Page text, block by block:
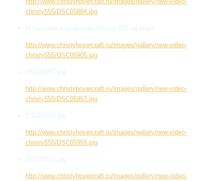
christy555/DSC05894.jpg
Испытание платформы Christy 555 на воде
http://www.christyhovercraft.ru/images/gallery/new-video-
christy555/DSC05905.jpg
DSC05957.jpg
http://www.christyhovercraft.ru/images/gallery/new-video-
christy555/DSC05957.jpg
DSC05959.jpg
http://www.christyhovercraft.ru/images/gallery/new-video-
christy555/DSC05959.jpg
DSC05971.jpg
http://www.christyhovercraft.ru/images/gallery/new-video-